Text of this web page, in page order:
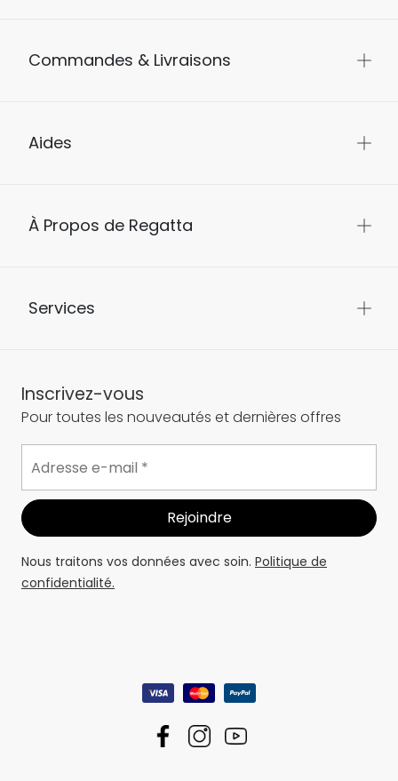
Commandes & Livraisons
Aides
À Propos de Regatta
Services
Inscrivez-vous
Pour toutes les nouveautés et dernières offres
Nous traitons vos données avec soin. Politique de
confidentialité.